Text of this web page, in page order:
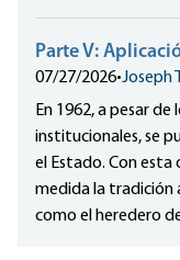
Parte V:
07/27/2026•Joseph
En 1962, a pesar
institucionales, se
el Estado. Con
medida la tradición
como el heredero